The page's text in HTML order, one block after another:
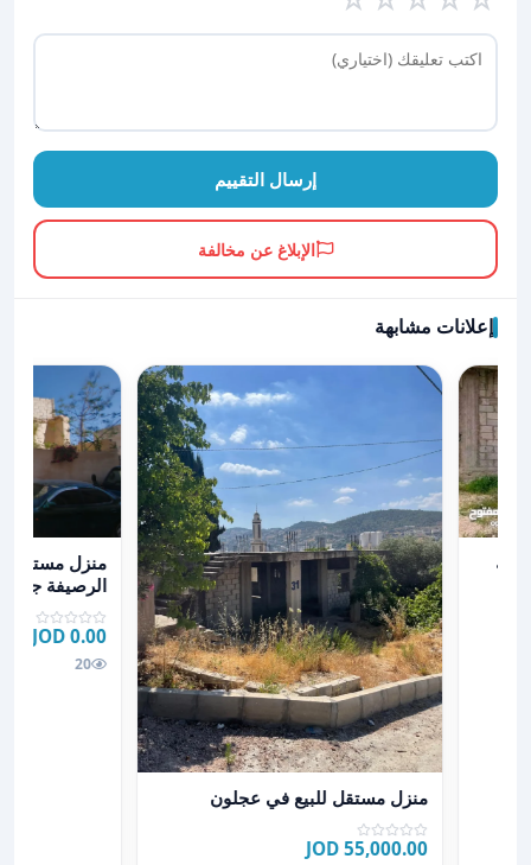
إرسال التقييم
الإبلاغ عن مخالفة
إعلانات مشابهة
بقريه الطيبه اربد للبيع بسعر مغري
عرض تفاصيل منزل مستقل للبيع في عجلون
منزل مستقل للبيع في عجلون
55,000.00 JOD
عرض تفاصيل
منزل مستقل
الرصيفة جبل
0.00 JOD
20